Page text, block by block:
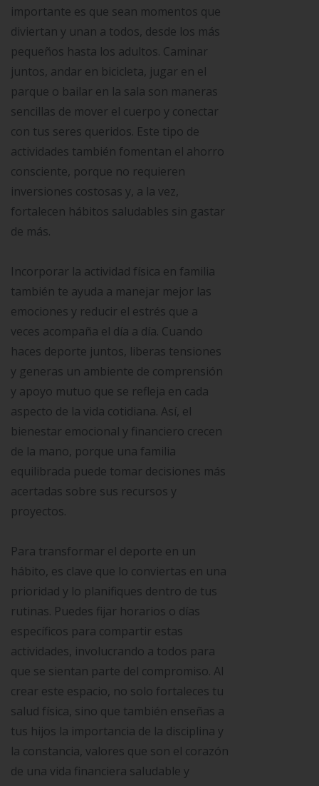
importante es que sean momentos que
diviertan y unan a todos, desde los más
pequeños hasta los adultos. Caminar
juntos, andar en bicicleta, jugar en el
parque o bailar en la sala son maneras
sencillas de mover el cuerpo y conectar
con tus seres queridos. Este tipo de
actividades también fomentan el ahorro
consciente, porque no requieren
inversiones costosas y, a la vez,
fortalecen hábitos saludables sin gastar
de más.
Incorporar la actividad física en familia
también te ayuda a manejar mejor las
emociones y reducir el estrés que a
veces acompaña el día a día. Cuando
haces deporte juntos, liberas tensiones
y generas un ambiente de comprensión
y apoyo mutuo que se refleja en cada
aspecto de la vida cotidiana. Así, el
bienestar emocional y financiero crecen
de la mano, porque una familia
equilibrada puede tomar decisiones más
acertadas sobre sus recursos y
proyectos.
Para transformar el deporte en un
hábito, es clave que lo conviertas en una
prioridad y lo planifiques dentro de tus
rutinas. Puedes fijar horarios o días
específicos para compartir estas
actividades, involucrando a todos para
que se sientan parte del compromiso. Al
crear este espacio, no solo fortaleces tu
salud física, sino que también enseñas a
tus hijos la importancia de la disciplina y
la constancia, valores que son el corazón
de una vida financiera saludable y